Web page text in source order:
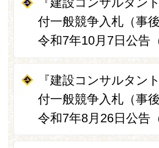
付一般競争入札（事
令和7年10月7日公告
『建設コンサルタン
付一般競争入札（事
令和7年8月26日公告